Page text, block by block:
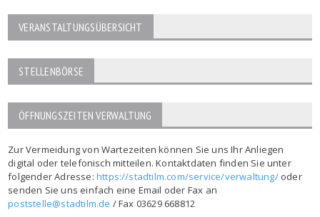
VERANSTALTUNGSÜBERSICHT
STELLENBÖRSE
ÖFFNUNGSZEITEN VERWALTUNG
Zur Vermeidung von Wartezeiten können Sie uns Ihr Anliegen
digital oder telefonisch mitteilen. Kontaktdaten finden Sie unter
folgender Adresse: https://stadtilm.com/service/verwaltung/oder
senden Sie uns einfach eine Email oder Fax an
poststelle@stadtilm.de / Fax 03629 668812